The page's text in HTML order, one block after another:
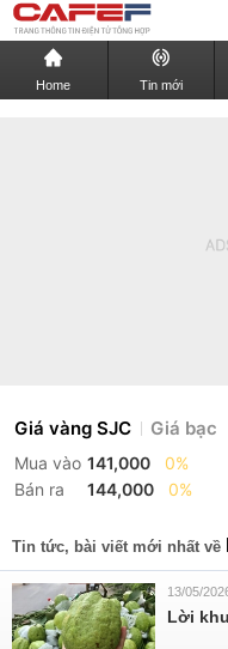
Home Tin mới
Giá vàng SJC Giá bạc
Mua vào 141,000
0%
Bán ra
144,000 0%
Tin tức, bài viết mới nhất về
13/05/
Lời